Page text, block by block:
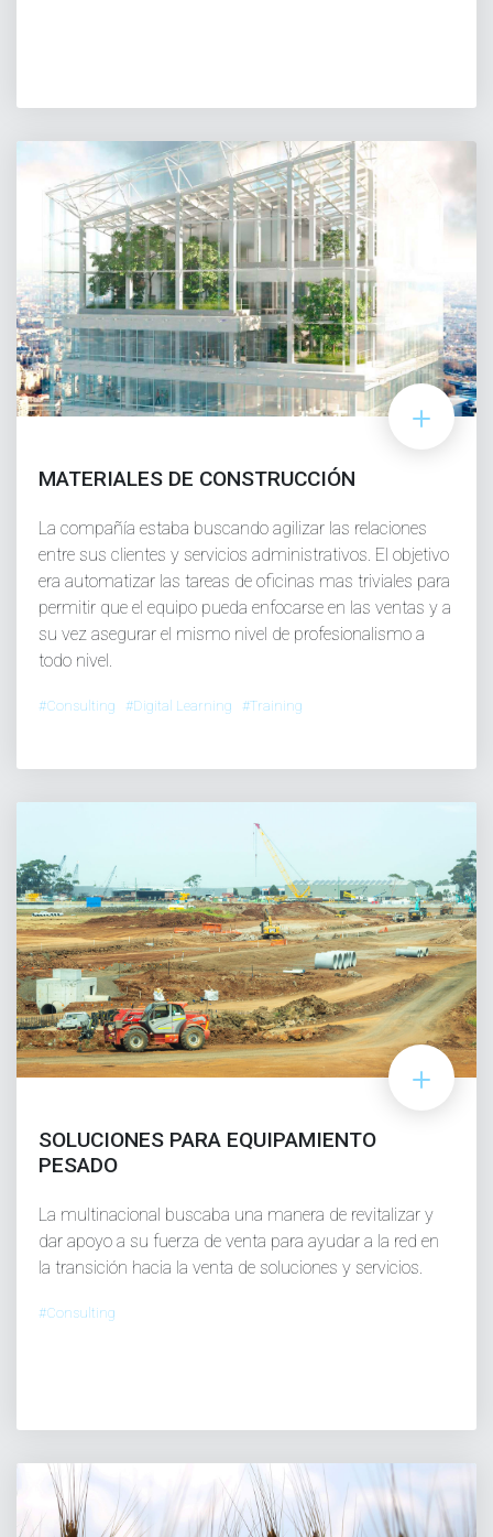
MATERIALES DE CONSTRUCCIÓN
La compañía estaba buscando agilizar las relaciones
entre sus clientes y servicios administrativos. El objetivo
era automatizar las tareas de oficinas mas triviales para
permitir que el equipo pueda enfocarse en las ventas y a
su vez asegurar el mismo nivel de profesionalismo a
todo nivel.
#Consulting #Digital Learning #Training
SOLUCIONES PARA EQUIPAMIENTO
PESADO
La multinacional buscaba una manera de revitalizar y
dar apoyo a su fuerza de venta para ayudar a la red en
la transición hacia la venta de soluciones y servicios.
#Consulting